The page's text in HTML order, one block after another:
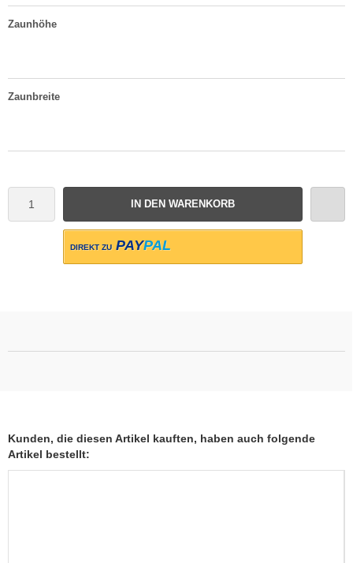
Zaunhöhe
Zaunbreite
IN DEN WARENKORB
DIREKT ZU PAYPAL
Kunden, die diesen Artikel kauften, haben auch folgende
Artikel bestellt: